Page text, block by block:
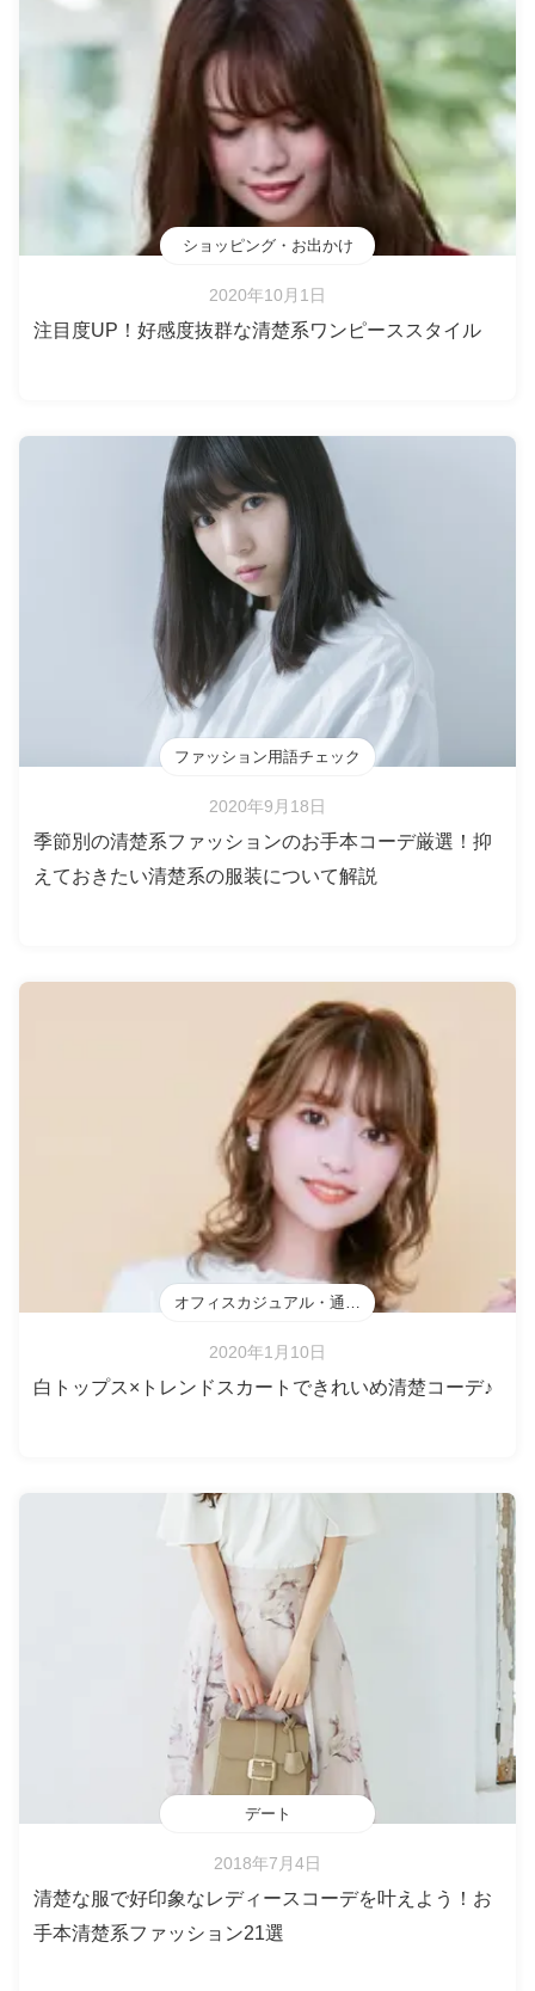
ショッピング・お出かけ
2020年10月1日
注目度UP！好感度抜群な清楚系ワンピーススタイル
ファッション用語チェック
2020年9月18日
季節別の清楚系ファッションのお手本コーデ厳選！抑
えておきたい清楚系の服装について解説
2020年1月10日
白トップス×トレンドスカートできれいめ清楚コーデ♪
デート
2018年7月4日
清楚な服で好印象なレディースコーデを叶えよう！お
手本清楚系ファッション21選